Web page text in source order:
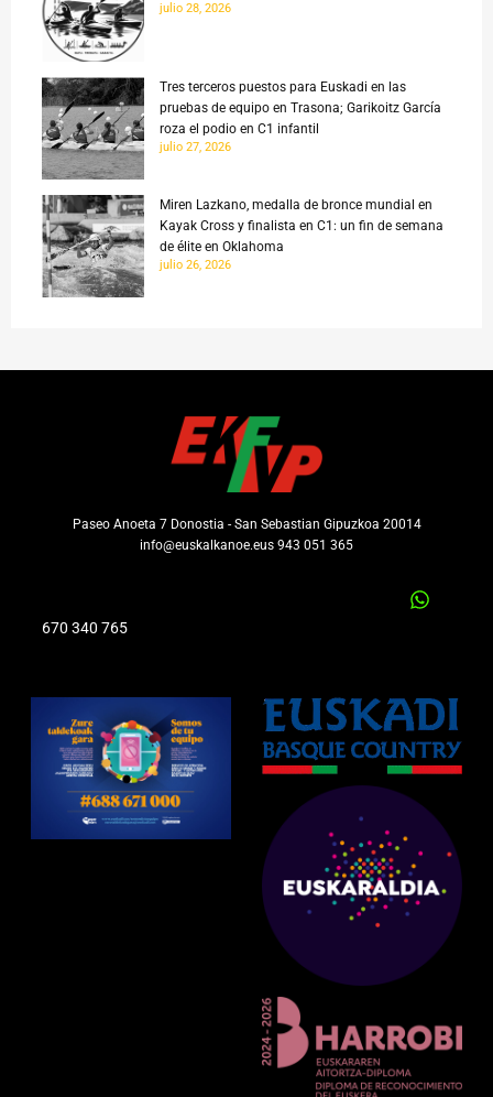
julio 28, 2026
Tres terceros puestos para Euskadi en las
pruebas de equipo en Trasona; Garikoitz García
roza el podio en C1 infantil
julio 27, 2026
Miren Lazkano, medalla de bronce mundial en
Kayak Cross y finalista en C1: un fin de semana
de élite en Oklahoma
julio 26, 2026
Paseo Anoeta 7 Donostia - San Sebastian Gipuzkoa 20014
info@euskalkanoe.eus 943 051 365
670 340 765